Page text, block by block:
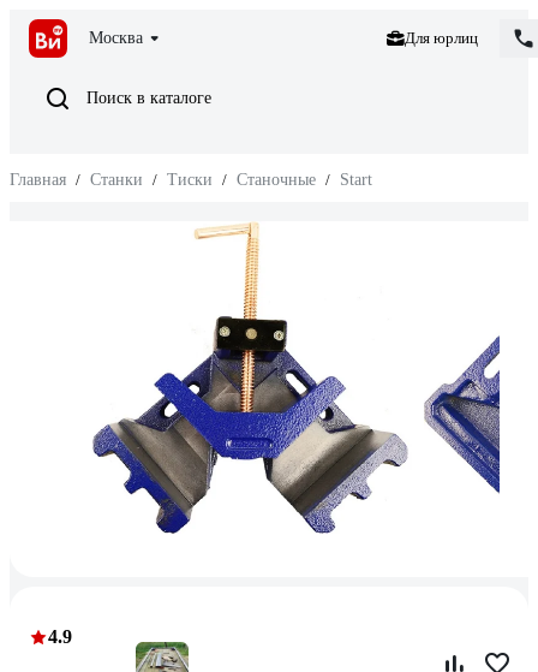
Москва Для юрлиц
Поиск в каталоге
Главная / Станки / Тиски / Станочные / Start
4.9